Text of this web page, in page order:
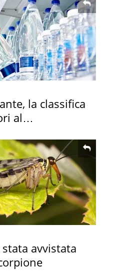
la classifica
al
stata avvistata